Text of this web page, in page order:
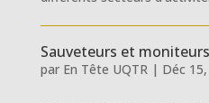
Sauveteurs et
par En Tête UQTR| Déc